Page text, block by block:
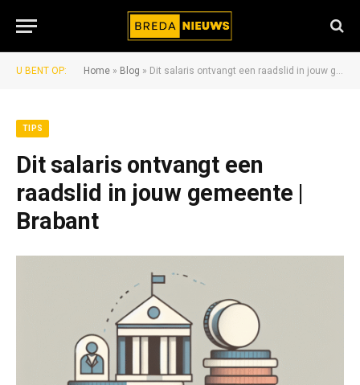
U BENT OP: Home » Blog » Dit salaris ontvangt een raadslid in jouw gemeente | Brabant
TIPS
Dit salaris ontvangt een
raadslid in jouw gemeente |
Brabant